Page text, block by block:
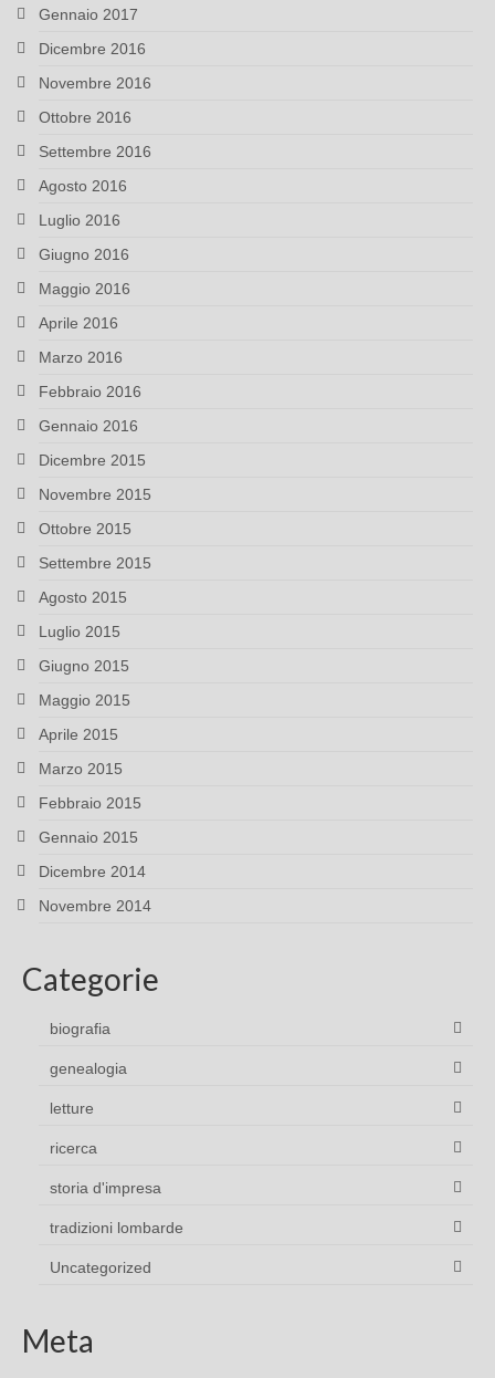
Gennaio 2017
Dicembre 2016
Novembre 2016
Ottobre 2016
Settembre 2016
Agosto 2016
Luglio 2016
Giugno 2016
Maggio 2016
Aprile 2016
Marzo 2016
Febbraio 2016
Gennaio 2016
Dicembre 2015
Novembre 2015
Ottobre 2015
Settembre 2015
Agosto 2015
Luglio 2015
Giugno 2015
Maggio 2015
Aprile 2015
Marzo 2015
Febbraio 2015
Gennaio 2015
Dicembre 2014
Novembre 2014
Categorie
biografia
genealogia
letture
ricerca
storia d'impresa
tradizioni lombarde
Uncategorized
Meta